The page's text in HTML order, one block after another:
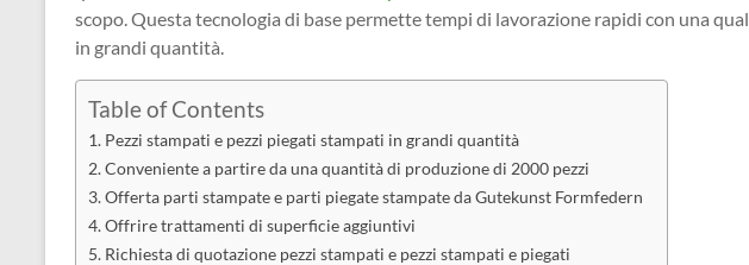
scopo. Questa tecnologia di base permette tempi di lavorazione rapidi con una
in grandi quantità.
Table of Contents
Pezzi stampati e pezzi piegati stampati in grandi quantità
Conveniente a partire da una quantità di produzione di 2000 pezzi
Offerta parti stampate e parti piegate stampate da Gutekunst Formfedern
Offrire trattamenti di superficie aggiuntivi
Richiesta di quotazione pezzi stampati e pezzi stampati e piegati